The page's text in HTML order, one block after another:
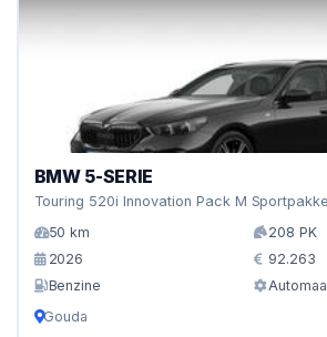
BMW 5-SERIE
Touring 520i Innovation Pack M
50 km
208 PK
2026
92.263
Benzine
Gouda